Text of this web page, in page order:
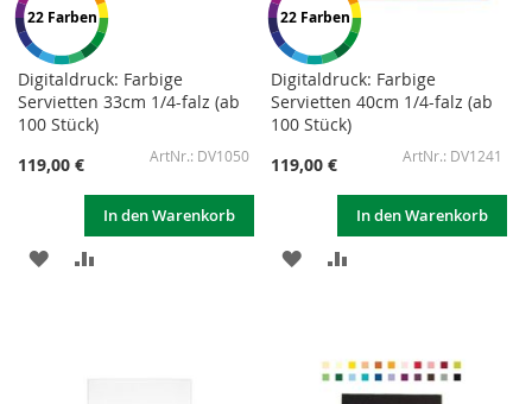
22 Farben
Digitaldruck: Farbige
Servietten 33cm 1/4-falz (ab
100 Stück)
119,00 €
DV1050
In den Warenkorb
ZUR
22 Farben
Digitaldruck: Farbige
Servietten 40cm 1/4-falz (ab
100 Stück)
119,00 €
DV1241
In den Warenkorb
ZUR